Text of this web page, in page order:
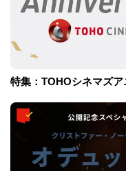
特集：TOHOシネマズ